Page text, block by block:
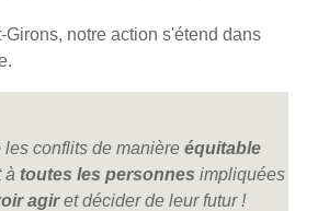
Girons, notre action s'étend dans
les conflits de manière équitable
à toutes les personnes impliquées
agiret décider de leur futur !